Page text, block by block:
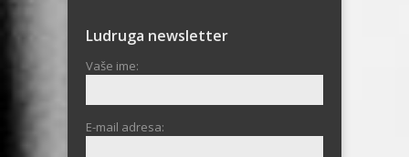
Ludruga newsletter
Vaše ime:
E-mail adresa: